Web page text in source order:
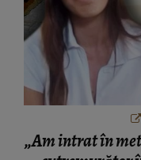
„Am intrat în